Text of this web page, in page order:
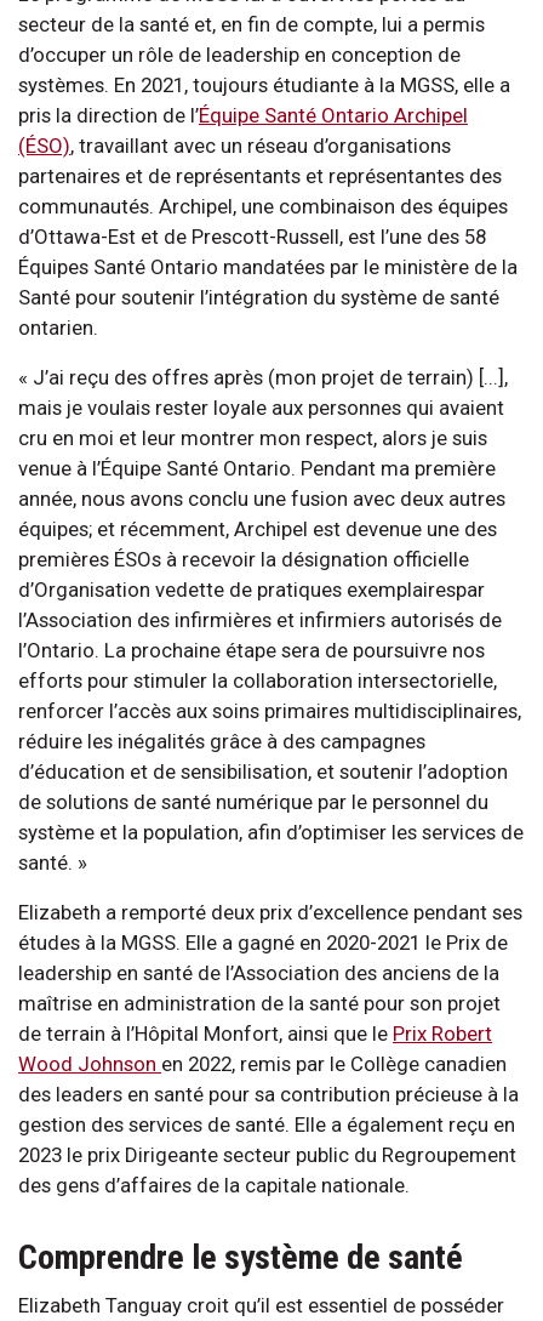
secteur de la santé et, en fin de compte, lui a permis
d’occuper un rôle de leadership en conception de
systèmes. En 2021, toujours étudiante à la MGSS, elle a
pris la direction de l’Équipe Santé Ontario Archipel
(ÉSO), travaillant avec un réseau d’organisations
partenaires et de représentants et représentantes des
communautés. Archipel, une combinaison des équipes
d’Ottawa-Est et de Prescott-Russell, est l’une des 58
Équipes Santé Ontario mandatées par le ministère de la
Santé pour soutenir l’intégration du système de santé
ontarien.
« J’ai reçu des offres après (mon projet de terrain) [...],
mais je voulais rester loyale aux personnes qui avaient
cru en moi et leur montrer mon respect, alors je suis
venue à l’Équipe Santé Ontario. Pendant ma première
année, nous avons conclu une fusion avec deux autres
équipes; et récemment, Archipel est devenue une des
premières ÉSOs à recevoir la désignation officielle
d’Organisation vedette de pratiques exemplairespar
l’Association des infirmières et infirmiers autorisés de
l’Ontario. La prochaine étape sera de poursuivre nos
efforts pour stimuler la collaboration intersectorielle,
renforcer l’accès aux soins primaires multidisciplinaires,
réduire les inégalités grâce à des campagnes
d’éducation et de sensibilisation, et soutenir l’adoption
de solutions de santé numérique par le personnel du
système et la population, afin d’optimiser les services de
santé. »
Elizabeth a remporté deux prix d’excellence pendant ses
études à la MGSS. Elle a gagné en 2020-2021 le Prix de
leadership en santé de l’Association des anciens de la
maîtrise en administration de la santé pour son projet
de terrain à l’Hôpital Monfort, ainsi que le Prix Robert
Wood Johnson en 2022, remis par le Collège canadien
des leaders en santé pour sa contribution précieuse à la
gestion des services de santé. Elle a également reçu en
2023 le prix Dirigeante secteur public du Regroupement
des gens d’affaires de la capitale nationale.
Comprendre le système de santé
Elizabeth Tanguay croit qu’il est essentiel de posséder